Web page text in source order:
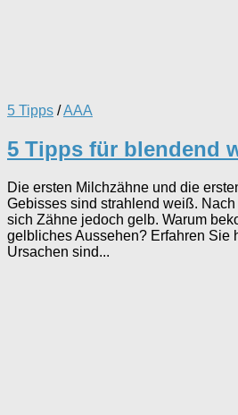
5 Tipps /AAA
5 Tipps für blendend
Die ersten Milchzähne und die
Gebisses sind strahlend weiß.
sich Zähne jedoch gelb. Warum
gelbliches Aussehen? Erfahren Sie
Ursachen sind...